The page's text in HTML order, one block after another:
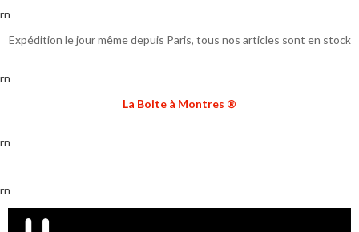
rn
Expédition le jour même depuis Paris, tous nos articles sont en stock
rn
La Boite à Montres ®
rn
rn